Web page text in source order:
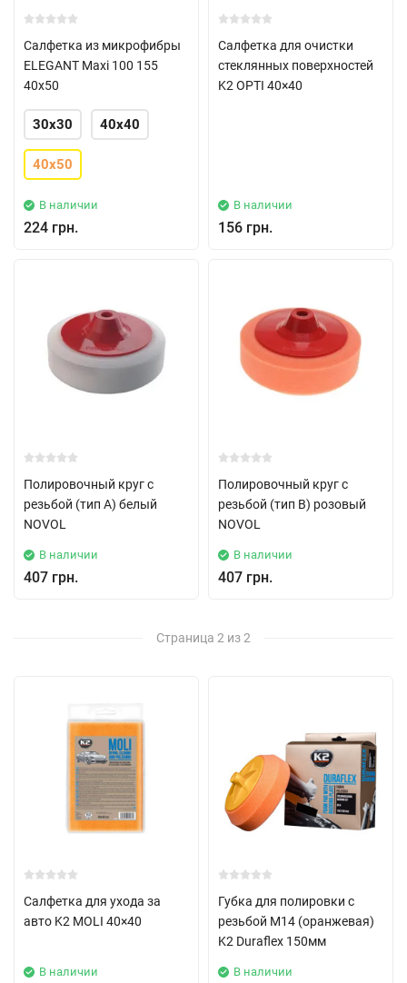
Салфетка из микрофибры
ELEGANT Maxi 100 155
40x50
30x30 40x40
40x50
В наличии
224 грн.
Салфетка для очистки
стеклянных поверхностей
K2 OPTI 40×40
В наличии
156 грн.
Полировочный круг с
резьбой (тип A) белый
NOVOL
В наличии
407 грн.
Полировочный круг с
резьбой (тип B) розовый
NOVOL
В наличии
407 грн.
Страница 2 из 2
Салфетка для ухода за
авто K2 MOLI 40×40
В наличии
Губка для полировки с
резьбой М14 (оранжевая)
K2 Duraflex 150мм
В наличии